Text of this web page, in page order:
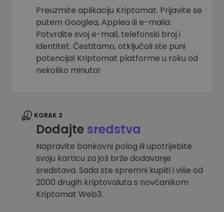
Preuzmite aplikaciju Kriptomat. Prijavite se
putem Googlea, Applea ili e-maila.
Potvrdite svoj e-mail, telefonski broj i
identitet. Čestitamo, otključali ste puni
potencijal Kriptomat platforme u roku od
nekoliko minuta!
KORAK 2
Dodajtesredstva
Napravite bankovni polog ili upotrijebite
svoju karticu za još brže dodavanje
sredstava. Sada ste spremni kupiti i više od
2000 drugih kriptovaluta s novčanikom
Kriptomat Web3.